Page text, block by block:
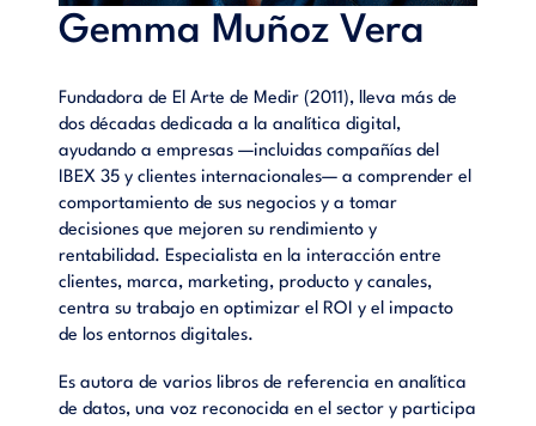
Gemma Muñoz Vera
Fundadora de El Arte de Medir (2011), lleva más de
dos décadas dedicada a la analítica digital,
ayudando a empresas —incluidas compañías del
IBEX 35 y clientes internacionales— a comprender el
comportamiento de sus negocios y a tomar
decisiones que mejoren su rendimiento y
rentabilidad. Especialista en la interacción entre
clientes, marca, marketing, producto y canales,
centra su trabajo en optimizar el ROI y el impacto
de los entornos digitales.
Es autora de varios libros de referencia en analítica
de datos, una voz reconocida en el sector y participa